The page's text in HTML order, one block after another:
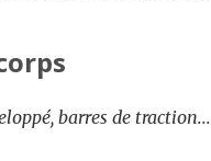
barres de traction...